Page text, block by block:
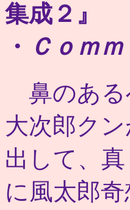
集成２』
・
Ｃｏｍ
鼻のある
大次郎ク
出して、
に風太郎